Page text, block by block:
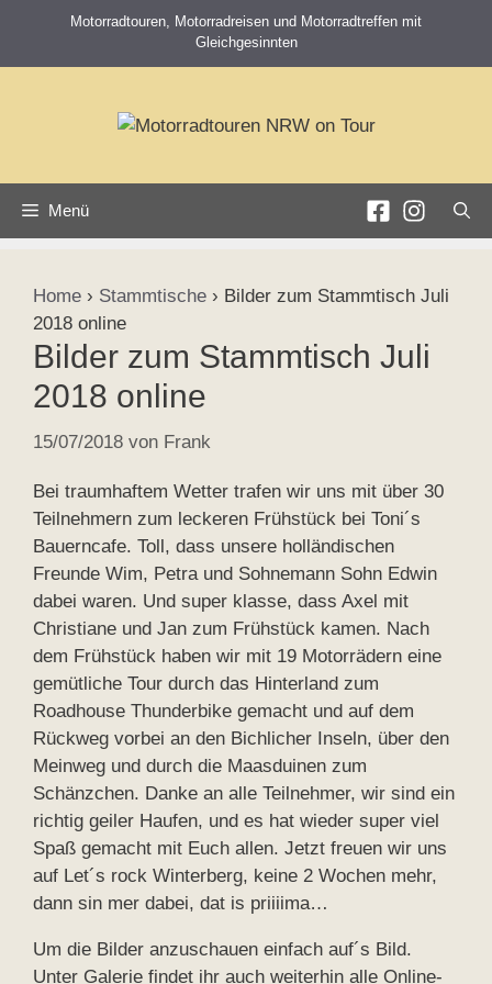
springen
Motorradtouren, Motorradreisen und Motorradtreffen mit
Gleichgesinnten
Menü
Home › Stammtische › Bilder zum Stammtisch Juli
2018 online
Bilder zum Stammtisch Juli
2018 online
15/07/2018 von Frank
Bei traumhaftem Wetter trafen wir uns mit über 30
Teilnehmern zum leckeren Frühstück bei Toni´s
Bauerncafe. Toll, dass unsere holländischen
Freunde Wim, Petra und Sohnemann Sohn Edwin
dabei waren. Und super klasse, dass Axel mit
Christiane und Jan zum Frühstück kamen. Nach
dem Frühstück haben wir mit 19 Motorrädern eine
gemütliche Tour durch das Hinterland zum
Roadhouse Thunderbike gemacht und auf dem
Rückweg vorbei an den Bichlicher Inseln, über den
Meinweg und durch die Maasduinen zum
Schänzchen. Danke an alle Teilnehmer, wir sind ein
richtig geiler Haufen, und es hat wieder super viel
Spaß gemacht mit Euch allen. Jetzt freuen wir uns
auf Let´s rock Winterberg, keine 2 Wochen mehr,
dann sin mer dabei, dat is priiiima…
Um die Bilder anzuschauen einfach auf´s Bild.
Unter Galerie findet ihr auch weiterhin alle Online-